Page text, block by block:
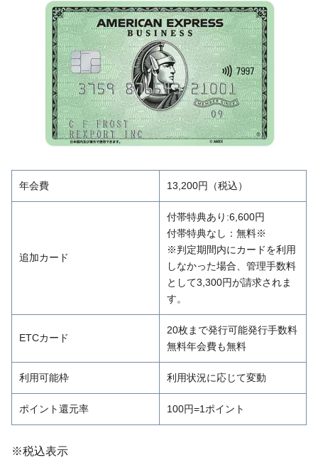
年会費 13,200円（税込）
追加カード
付帯特典あり:6,600円
付帯特典なし：無料※
※判定期間内にカードを利用
しなかった場合、管理手数料
として3,300円が請求されま
す。
ETCカード
20枚まで発行可能発行手数料
無料年会費も無料
利用可能枠 利用状況に応じて変動
ポイント還元率 100円=1ポイント
※税込表示